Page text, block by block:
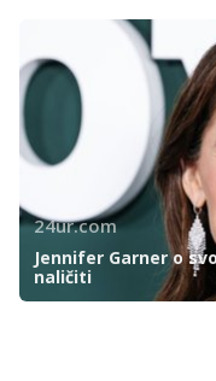
24ur.com
Jennifer Garner o
naličiti